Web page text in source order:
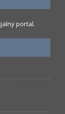
portal.